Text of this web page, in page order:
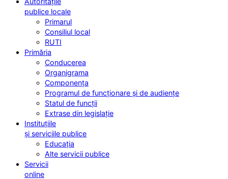
publice locale
Primarul
Consiliul local
RUTI
Primăria
Conducerea
Organigrama
Componența
Programul de funcționare și de audiențe
Statul de funcții
Extrase din legislație
Instituțiile
și serviciile publice
Educația
Alte servicii publice
Servicii
online